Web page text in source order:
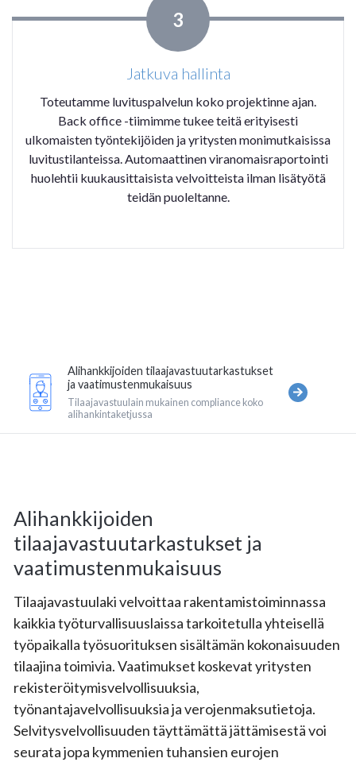
3
Jatkuva hallinta
Toteutamme luvituspalvelun koko projektinne ajan.
Back office -tiimimme tukee teitä erityisesti
ulkomaisten työntekijöiden ja yritystenmonimutkaisissa
luvitustilanteissa. Automaattinen viranomaisraportointi
huolehtii kuukausittaisista velvoitteista ilman lisätyötä
teidän puoleltanne.
Alihankkijoiden tilaajavastuutarkastukset
ja vaatimustenmukaisuus
Tilaajavastuulain mukainen compliance koko
alihankintaketjussa
Alihankkijoiden
tilaajavastuutarkastukset ja
vaatimustenmukaisuus
Tilaajavastuulaki velvoittaa rakentamistoiminnassa
kaikkia työturvallisuuslaissa tarkoitetulla yhteisellä
työpaikalla työsuorituksen sisältämän kokonaisuuden
tilaajina toimivia. Vaatimukset koskevat yritysten
rekisteröitymisvelvollisuuksia,
työnantajavelvollisuuksia ja verojenmaksutietoja.
Selvitysvelvollisuuden täyttämättä jättämisestä voi
seurata jopa kymmenien tuhansien eurojen